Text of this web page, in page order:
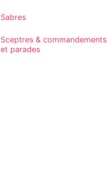
Sabres
Sceptres & commandements
et parades